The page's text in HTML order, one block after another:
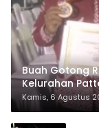
Buah Gotong
Kelurahan
2026
Kamis, 6 Agustus